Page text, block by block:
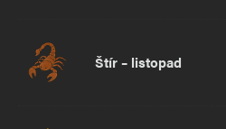
Štír – listopad